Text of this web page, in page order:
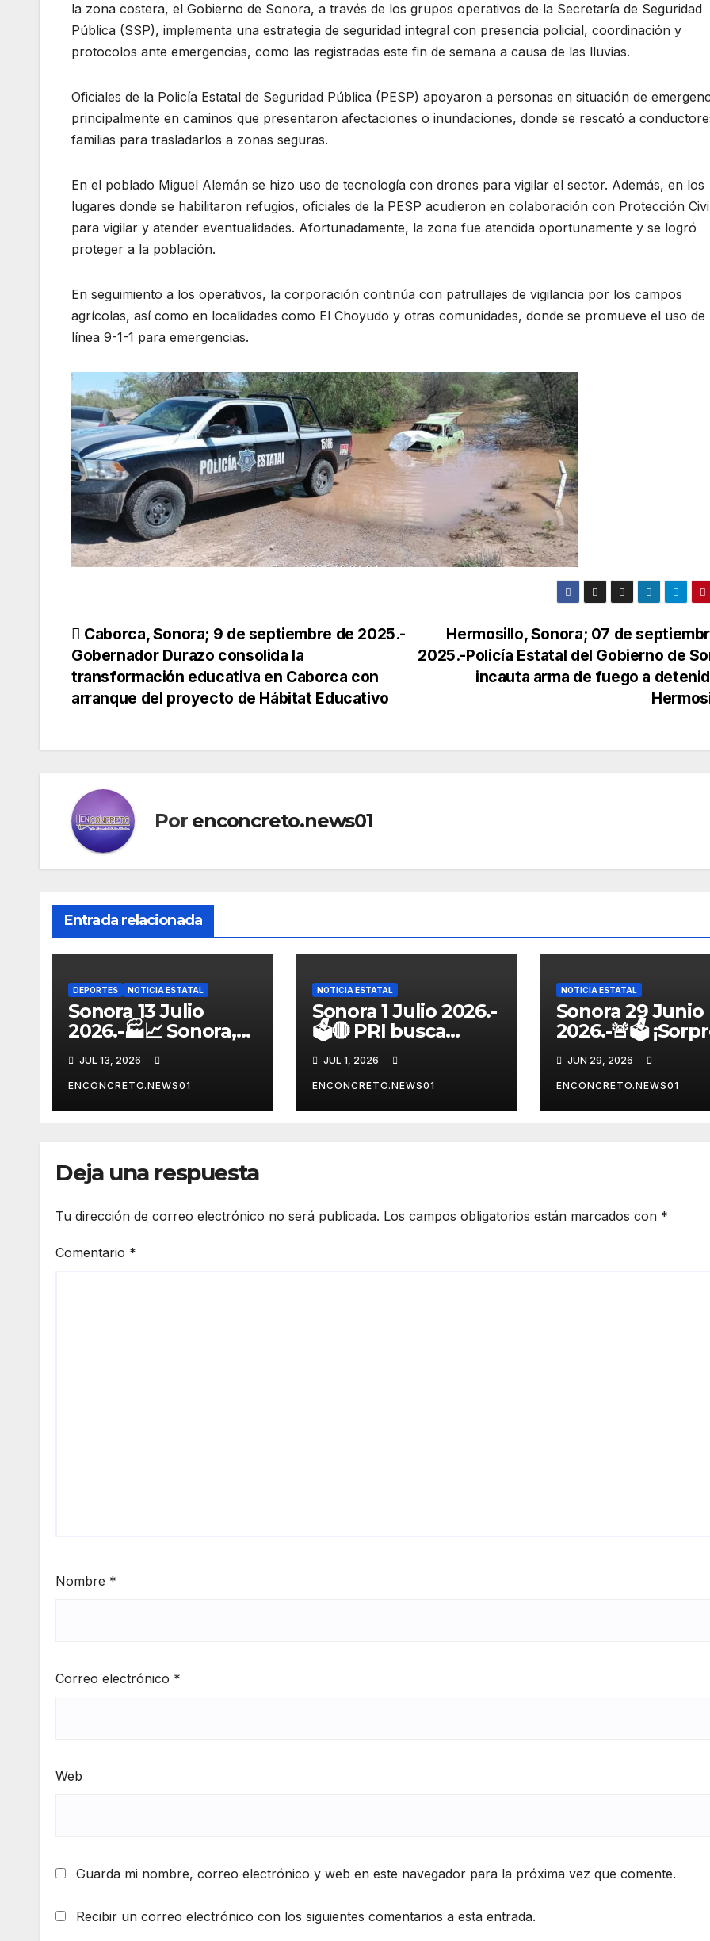
la zona costera, el Gobierno de Sonora, a través de los grupos operativos de la Secretaría de Seguridad
Pública (SSP), implementa una estrategia de seguridad integral con presencia policial, coordinación y
protocolos ante emergencias, como las registradas este fin de semana a causa de las lluvias.
Oficiales de la Policía Estatal de Seguridad Pública (PESP) apoyaron a personas en situación de
principalmente en caminos que presentaron afectaciones o inundaciones, donde se rescató a
familias para trasladarlos a zonas seguras.
En el poblado Miguel Alemán se hizo uso de tecnología con drones para vigilar el sector. Además, en los
lugares donde se habilitaron refugios, oficiales de la PESP acudieron en colaboración con Protección
para vigilar y atender eventualidades. Afortunadamente, la zona fue atendida oportunamente y se logró
proteger a la población.
En seguimiento a los operativos, la corporación continúa con patrullajes de vigilancia por los campos
agrícolas, así como en localidades como El Choyudo y otras comunidades, donde se promueve el uso de
línea 9-1-1 para emergencias.
Navegación
de
entradas
Hermosillo, Sonora; 07 de
2025.-Policía Estatal del Gobierno de
incauta arma de fuego a
Caborca, Sonora; 9 de septiembre de 2025.-
Gobernador Durazo consolida la
transformación educativa en Caborca con
arranque del proyecto de Hábitat Educativo
Por enconcreto.news01
Entrada relacionada
DEPORTES NOTICIA ESTATAL
Sonora 13 Julio
2026.-🏭📈 Sonora,
nacionales en
crecimiento
manufacturero
JUL 13, 2026
ENCONCRETO.NEWS01
NOTICIA ESTATAL
Sonora 1 Julio 2026.-
🗳️🔴 PRI busca
fortalecer una
alianza opositora
rumbo a 2027 en
JUL 1, 2026
ENCONCRETO.NEWS01
NOTICIA ESTATAL
Sonora 29 Junio
2026.-🚨🗳️
rumbo a 2027!
Omar Del Valle
entra de última
JUN 29, 2026
ENCONCRETO.NEWS01
Deja una respuesta
Tu dirección de correo electrónico no será publicada. Los campos obligatorios están marcados con *
Comentario *
Nombre *
Correo electrónico *
Web
Guarda mi nombre, correo electrónico y web en este navegador para la próxima vez que comente.
Recibir un correo electrónico con los siguientes comentarios a esta entrada.